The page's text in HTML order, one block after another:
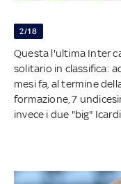
2/18
Questa l'ultima Inter
solitario in classifica:
mesi fa, al termine
formazione, 7
invece i due "big"